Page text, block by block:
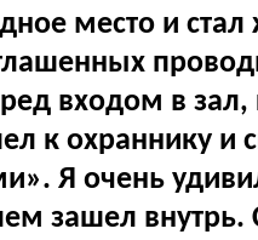
место и
входом в зал,
к охраннику и
Я очень
зашел